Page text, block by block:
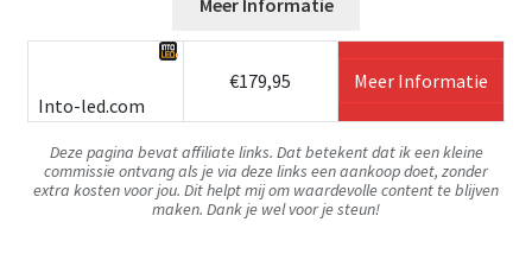
Into-led.com
€179,95 Meer Informatie
Deze pagina bevat affiliate links. Dat betekent dat ik een kleine
commissie ontvang als je via deze links een aankoop doet, zonder
extra kosten voor jou. Dit helpt mij om waardevolle content te blijven
maken. Dank je wel voor je steun!